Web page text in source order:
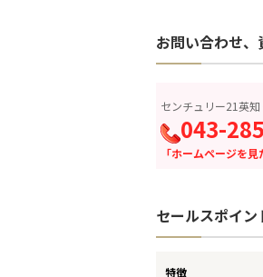
お問い合わせ
センチュリー21英
043-
「ホームページを見
セールスポイン
特徴